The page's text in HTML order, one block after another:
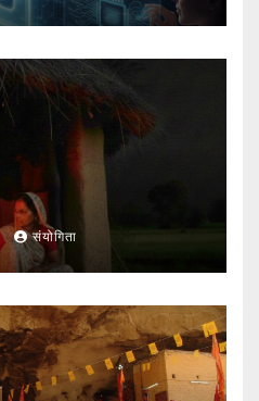
संयोगिता